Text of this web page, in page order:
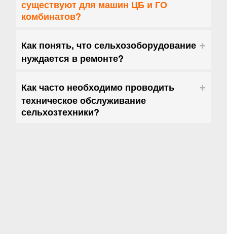
существуют для машин ЦБ и ГО
комбинатов?
Как понять, что сельхозоборудование
нуждается в ремонте?
Как часто необходимо проводить
техническое обслуживание
сельхозтехники?